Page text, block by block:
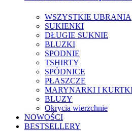
WSZYSTKIE UBRANIA
SUKIENKI
DŁUGIE SUKNIE
BLUZKI
SPODNIE
TSHIRTY
SPÓDNICE
PŁASZCZE
MARYNARKI I
BLUZY
Okrycia wierzchnie
NOWOŚCI
BESTSELLERY